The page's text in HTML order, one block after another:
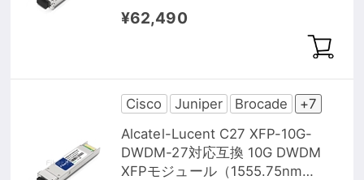
80km DOM）
¥62,490
Cisco Juniper Brocade
+7
Alcatel-Lucent C27 XFP-10G-
DWDM-27対応互換 10G DWDM
XFPモジュール（1555.75nm